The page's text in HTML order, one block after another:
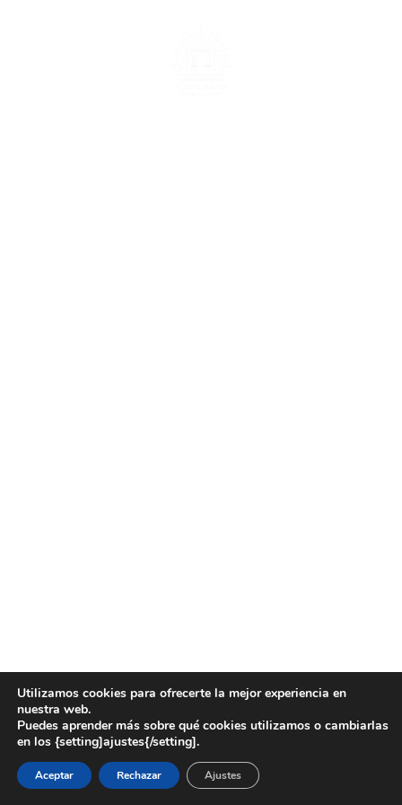
Utilizamos cookies para ofrecerte la mejor experiencia en
nuestra web.
Puedes aprender más sobre qué cookies utilizamos o cambiarlas
en los {setting]ajustes{/setting].
Aceptar Rechazar Ajustes